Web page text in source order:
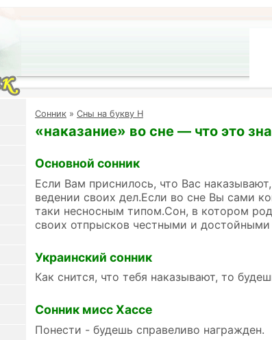
Cонник » Сны на букву Н
«наказание» во сне — что это
Основной сонник
Если Вам приснилось, что Вас
ведении своих дел.Если во сне Вы сами
таки несносным типом.Сон, в котором
своих отпрысков честными и достойными
Украинский сонник
Как снится, что тебя наказывают, то
Сонник мисс Хассе
Понести - будешь справеливо награжден.